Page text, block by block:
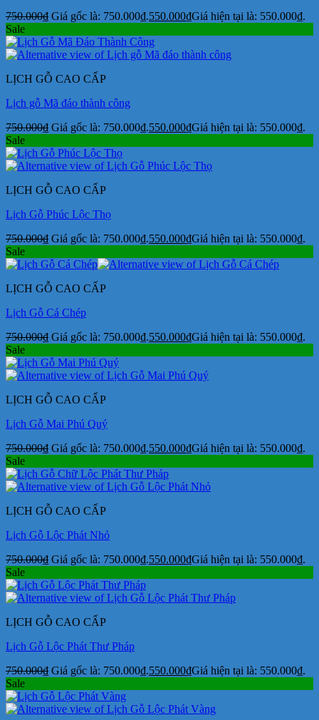
750.000₫ Giá gốc là: 750.000₫.550.000₫Giá hiện tại là: 550.000₫.
Sale
LỊCH GỖ CAO CẤP
Lịch gỗ Mã đáo thành công
750.000₫ Giá gốc là: 750.000₫.550.000₫Giá hiện tại là: 550.000₫.
Sale
LỊCH GỖ CAO CẤP
Lịch Gỗ Phúc Lộc Thọ
750.000₫ Giá gốc là: 750.000₫.550.000₫Giá hiện tại là: 550.000₫.
Sale
LỊCH GỖ CAO CẤP
Lịch Gỗ Cá Chép
750.000₫ Giá gốc là: 750.000₫.550.000₫Giá hiện tại là: 550.000₫.
Sale
LỊCH GỖ CAO CẤP
Lịch Gỗ Mai Phú Quý
750.000₫ Giá gốc là: 750.000₫.550.000₫Giá hiện tại là: 550.000₫.
Sale
LỊCH GỖ CAO CẤP
Lịch Gỗ Lộc Phát Nhỏ
750.000₫ Giá gốc là: 750.000₫.550.000₫Giá hiện tại là: 550.000₫.
Sale
LỊCH GỖ CAO CẤP
Lịch Gỗ Lộc Phát Thư Pháp
750.000₫ Giá gốc là: 750.000₫.550.000₫Giá hiện tại là: 550.000₫.
Sale